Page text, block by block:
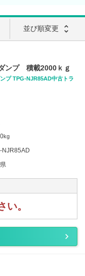
並び順変更 unfold_more
プ 積載2000ｋｇ
プ TPG-NJR85AD中古トラ
kg
NJR85AD
い。